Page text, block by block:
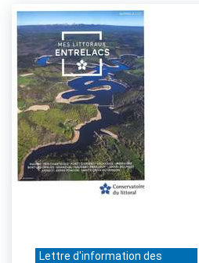
Lettre d'information des